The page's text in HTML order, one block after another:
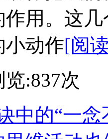
作用。这
小动作[阅
览:837次
中的“一